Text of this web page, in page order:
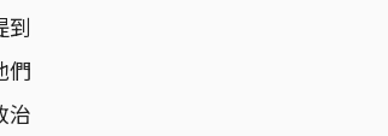
到
們
治